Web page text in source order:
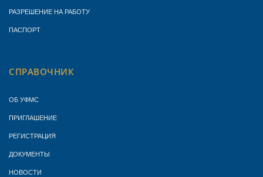
РАЗРЕШЕНИЕ НА РАБОТУ
ПАСПОРТ
СПРАВОЧНИК
ОБ УФМС
ПРИГЛАШЕНИЕ
РЕГИСТРАЦИЯ
ДОКУМЕНТЫ
НОВОСТИ